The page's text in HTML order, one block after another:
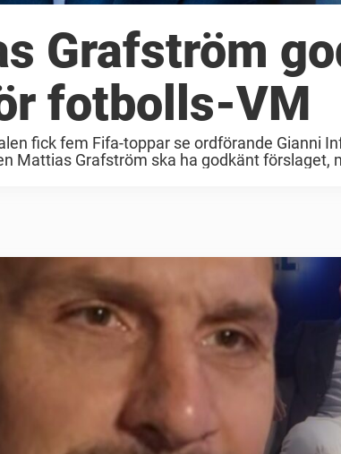
Grafström
fotbolls-VM
fick fem Fifa-toppar se ordförande Gianni
Mattias Grafström ska ha godkänt